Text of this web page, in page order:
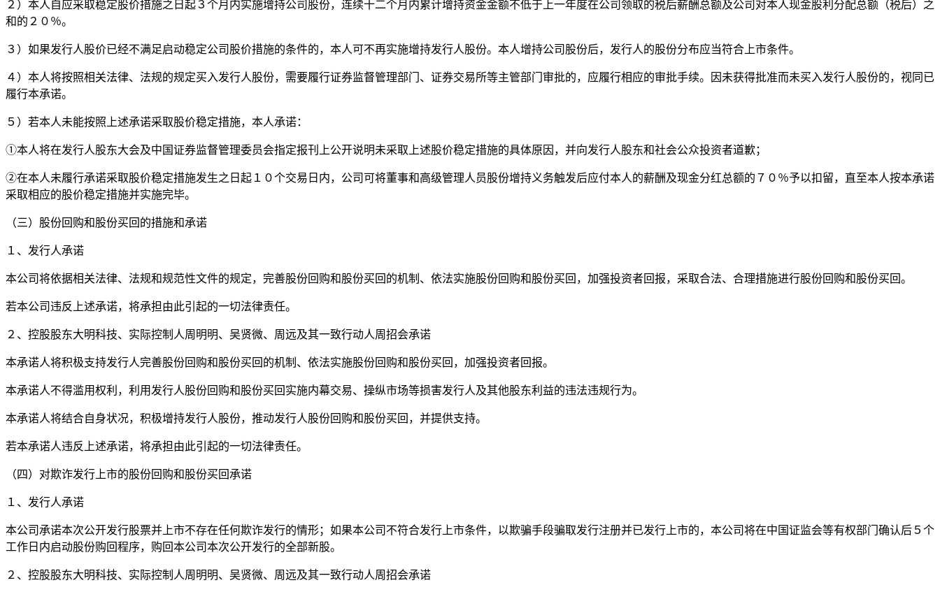
２）本人自应采取稳定股价措施之日起３个月内实施增持公司股份，连续十二个月内累计增持资金金额不低于上一年度在公司领取的税后薪酬总额及公司对本人现金股利分配总额（税后）之
和的２０％。
３）如果发行人股价已经不满足启动稳定公司股价措施的条件的，本人可不再实施增持发行人股份。本人增持公司股份后，发行人的股份分布应当符合上市条件。
４）本人将按照相关法律、法规的规定买入发行人股份，需要履行证券监督管理部门、证券交易所等主管部门审批的，应履行相应的审批手续。因未获得批准而未买入发行人股份的，视同已
履行本承诺。
５）若本人未能按照上述承诺采取股价稳定措施，本人承诺：
①本人将在发行人股东大会及中国证券监督管理委员会指定报刊上公开说明未采取上述股价稳定措施的具体原因，并向发行人股东和社会公众投资者道歉；
②在本人未履行承诺采取股价稳定措施发生之日起１０个交易日内，公司可将董事和高级管理人员股份增持义务触发后应付本人的薪酬及现金分红总额的７０％予以扣留，直至本人按本承诺
采取相应的股价稳定措施并实施完毕。
（三）股份回购和股份买回的措施和承诺
１、发行人承诺
本公司将依据相关法律、法规和规范性文件的规定，完善股份回购和股份买回的机制、依法实施股份回购和股份买回，加强投资者回报，采取合法、合理措施进行股份回购和股份买回。
若本公司违反上述承诺，将承担由此引起的一切法律责任。
２、控股股东大明科技、实际控制人周明明、吴贤微、周远及其一致行动人周招会承诺
本承诺人将积极支持发行人完善股份回购和股份买回的机制、依法实施股份回购和股份买回，加强投资者回报。
本承诺人不得滥用权利，利用发行人股份回购和股份买回实施内幕交易、操纵市场等损害发行人及其他股东利益的违法违规行为。
本承诺人将结合自身状况，积极增持发行人股份，推动发行人股份回购和股份买回，并提供支持。
若本承诺人违反上述承诺，将承担由此引起的一切法律责任。
（四）对欺诈发行上市的股份回购和股份买回承诺
１、发行人承诺
本公司承诺本次公开发行股票并上市不存在任何欺诈发行的情形；如果本公司不符合发行上市条件，以欺骗手段骗取发行注册并已发行上市的，本公司将在中国证监会等有权部门确认后５个
工作日内启动股份购回程序，购回本公司本次公开发行的全部新股。
２、控股股东大明科技、实际控制人周明明、吴贤微、周远及其一致行动人周招会承诺